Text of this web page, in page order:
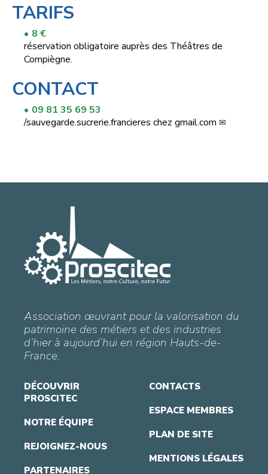
TARIFS
8 €
réservation obligatoire auprès des Théâtres de
Compiègne.
CONTACT
09 81 35 69 53
/sauvegarde.sucrerie.francieres chez gmail.com
Association œuvrant pour la valorisation du
patrimoine des métiers et des industries
d’hier à aujourd’hui en région Hauts-de-
France.
DÉCOUVRIR
PROSCITEC
NOTRE ÉQUIPE
REJOIGNEZ-NOUS
PARTENAIRES
CONTACTS
ESPACE MEMBRES
PLAN DE SITE
MENTIONS LÉGALES